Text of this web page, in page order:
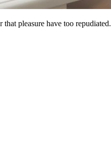
pleasure have too repudiated.